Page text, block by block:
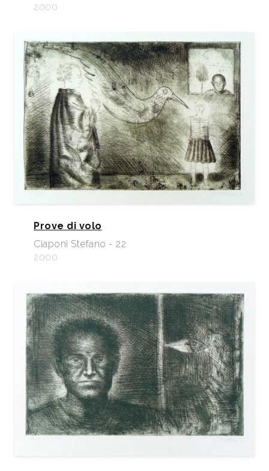
2000
Prove di volo
Ciaponi Stefano - 22
2000